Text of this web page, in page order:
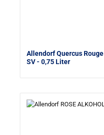
Allendorf Quercus Rouge ALKOHOLFREI, Rheingau,
SV- 0,75 Liter